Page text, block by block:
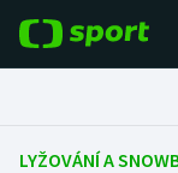
Fotbal
LYŽOVÁNÍ A